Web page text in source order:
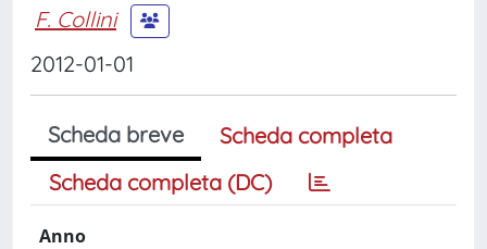
F. Collini
2012-01-01
Scheda breve
Scheda completa
Scheda completa (DC)
Anno